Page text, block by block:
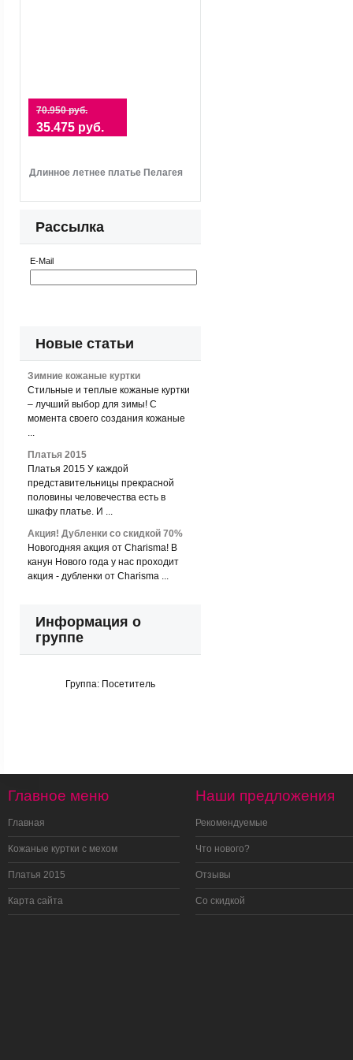
70.950 руб.
35.475 руб.
Длинное летнее платье Пелагея
Рассылка
E-Mail
Новые статьи
Зимние кожаные куртки
Стильные и теплые кожаные куртки
– лучший выбор для зимы! С
момента своего создания кожаные
...
Платья 2015
Платья 2015 У каждой
представительницы прекрасной
половины человечества есть в
шкафу платье. И ...
Акция! Дубленки со скидкой 70%
Новогодняя акция от Charisma! В
канун Нового года у нас проходит
акция - дубленки от Charisma ...
Информация о
группе
Группа: Посетитель
Главное меню
Главная
Кожаные куртки с мехом
Платья 2015
Карта сайта
Наши предложения
Рекомендуемые
Что нового?
Отзывы
Со скидкой